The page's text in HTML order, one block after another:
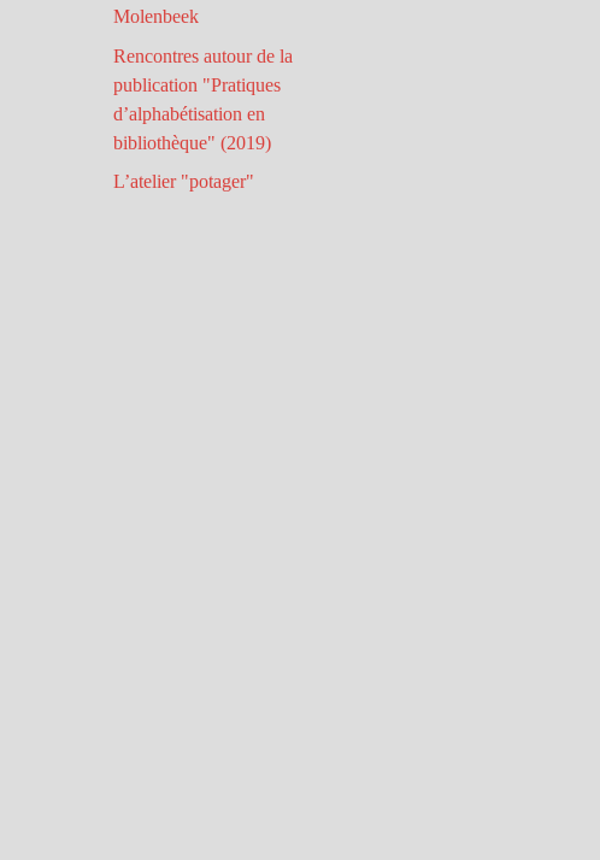
Molenbeek
Rencontres autour de la
publication "Pratiques
d’alphabétisation en
bibliothèque" (2019)
L’atelier "potager"